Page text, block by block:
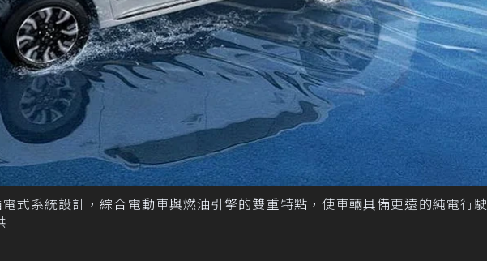
式系統設計，綜合電動車與燃油引擎的雙重特點，使車輛具備更遠的純電行駛